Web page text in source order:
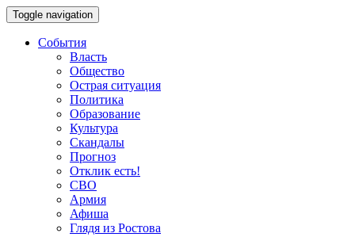
Toggle navigation
События
Власть
Общество
Острая ситуация
Политика
Образование
Культура
Скандалы
Прогноз
Отклик есть!
СВО
Армия
Афиша
Глядя из Ростова